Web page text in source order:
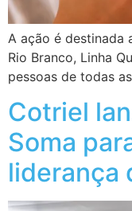
A ação é destinada
Rio Branco, Linha
pessoas de todas
Cotriel
Soma
liderança